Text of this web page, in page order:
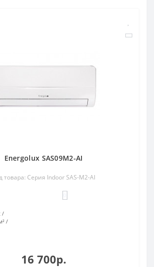
Energolux SAS09M2-AI
товара: Серия Indoor SAS-M2-AI
16 700р.